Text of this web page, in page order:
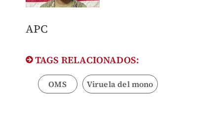
APC
TAGS RELACIONADOS:
OMS Viruela del mono